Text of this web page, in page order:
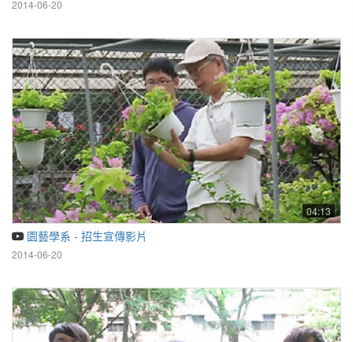
2014-06-20
04:13
園藝學系 - 招生宣傳影片
2014-06-20